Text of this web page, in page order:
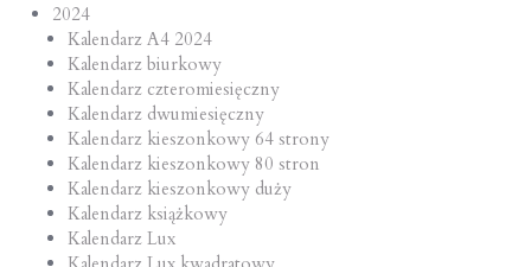
2024
Kalendarz A4 2024
Kalendarz biurkowy
Kalendarz czteromiesięczny
Kalendarz dwumiesięczny
Kalendarz kieszonkowy 64 strony
Kalendarz kieszonkowy 80 stron
Kalendarz kieszonkowy duży
Kalendarz książkowy
Kalendarz Lux